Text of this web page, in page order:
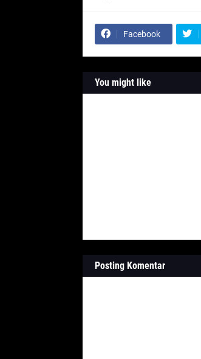
Facebook
You might like
Posting Komentar